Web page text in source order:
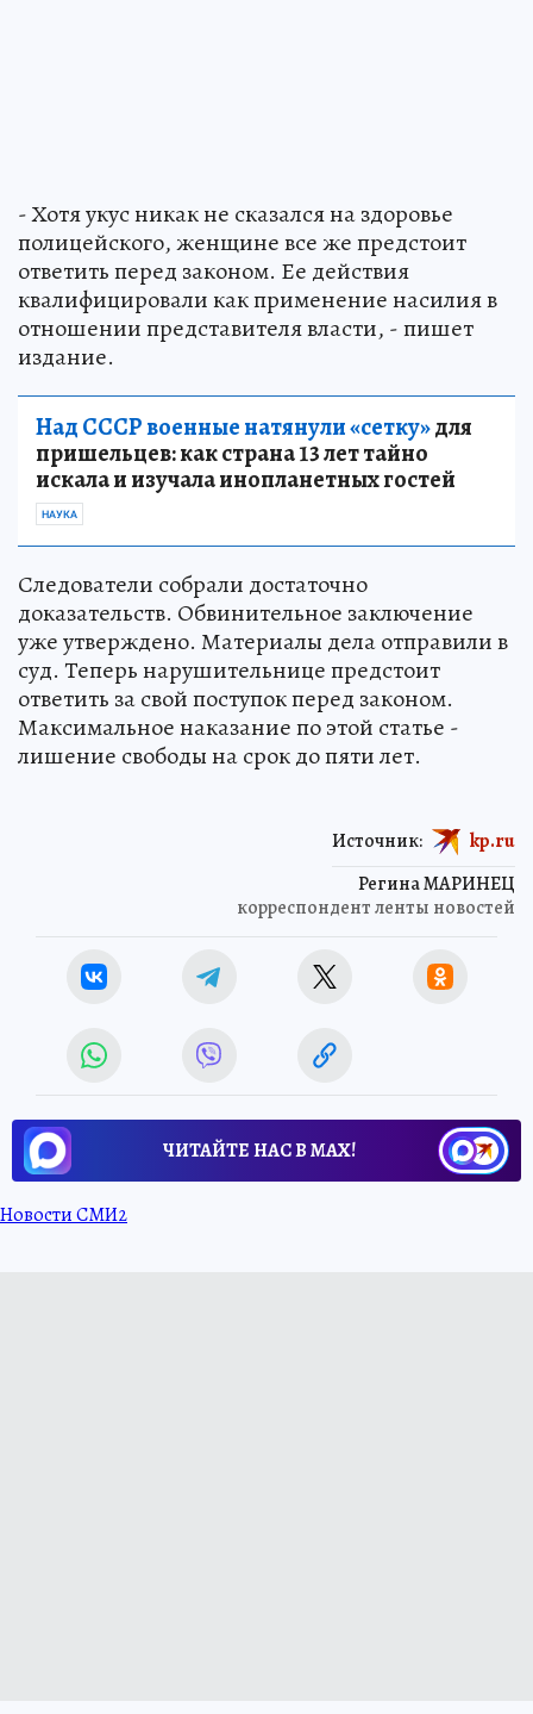
- Хотя укус никак не сказался на здоровье
полицейского, женщине все же предстоит
ответить перед законом. Ее действия
квалифицировали как применение насилия в
отношении представителя власти, - пишет
издание.
Над СССР военные натянули «сетку»для
пришельцев: как страна 13 лет тайно
искала и изучала инопланетных гостей
НАУКА
Следователи собрали достаточно
доказательств. Обвинительное заключение
уже утверждено. Материалы дела отправили в
суд. Теперь нарушительнице предстоит
ответить за свой поступок перед законом.
Максимальное наказание по этой статье -
лишение свободы на срок до пяти лет.
Регина МАРИНЕЦ
корреспондент ленты новостей
Источник: kp.ru
ЧИТАЙТЕ НАС В МАХ!
Новости СМИ2